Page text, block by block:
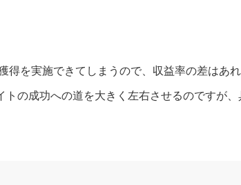
を実施できてしまうので、収益率の差はあ
の成功への道を大きく左右させるのですが